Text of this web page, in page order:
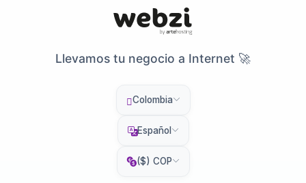
Llevamos tu negocio a Internet 🚀
Colombia
Español
($) COP